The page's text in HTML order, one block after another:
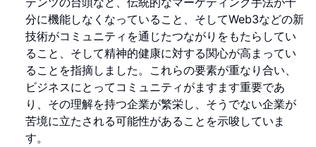
分に機能しなくなっていること、そしてWeb3などの新
技術がコミュニティを通じたつながりをもたらしてい
ること、そして精神的健康に対する関心が高まってい
ることを指摘しました。これらの要素が重なり合い、
ビジネスにとってコミュニティがますます重要であ
り、その理解を持つ企業が繁栄し、そうでない企業が
苦境に立たされる可能性があることを示唆していま
す。